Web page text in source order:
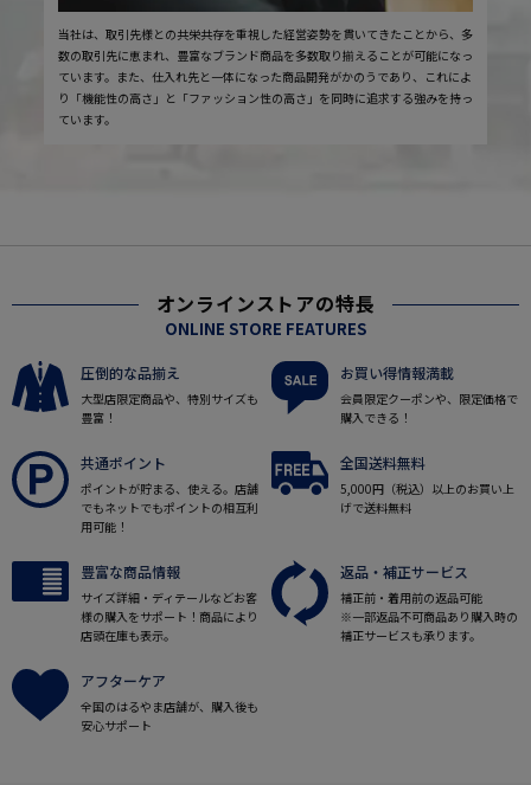
当社は、取引先様との共栄共存を重視した経営姿勢を貫いてきたことから、多
数の取引先に恵まれ、豊富なブランド商品を多数取り揃えることが可能になっ
ています。また、仕入れ先と一体になった商品開発がかのうであり、これによ
り「機能性の高さ」と「ファッション性の高さ」を同時に追求する強みを持っ
ています。
オンラインストアの特長
ONLINE STORE FEATURES
圧倒的な品揃え
大型店限定商品や、特別サイズも
豊富！
お買い得情報満載
会員限定クーポンや、限定価格で
購入できる！
共通ポイント
ポイントが貯まる、使える。店舗
でもネットでもポイントの相互利
用可能！
全国送料無料
5,000円（税込）以上のお買い上
げで送料無料
豊富な商品情報
サイズ詳細・ディテールなどお客
様の購入をサポート！商品により
店頭在庫も表示。
返品・補正サービス
補正前・着用前の返品可能
※一部返品不可商品あり購入時の
補正サービスも承ります。
アフターケア
全国のはるやま店舗が、購入後も
安心サポート